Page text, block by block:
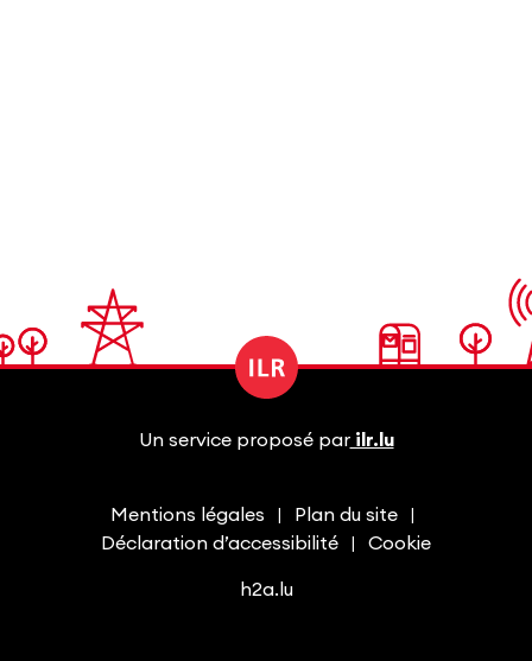
Mentions légales
Plan du site
Déclaration d’accessibilité
Cookie
Un service proposé parilr.lu
h2a.lu